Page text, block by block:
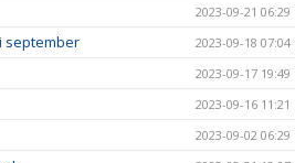
2023-09-21 06:29
september 2023-09-18 07:04
2023-09-17 19:49
2023-09-16 11:21
2023-09-02 06:29